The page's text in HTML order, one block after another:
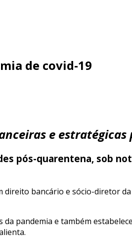
de covid-19
e
pós-quarentena, sob
bancário e sócio-diretor
pandemia e também